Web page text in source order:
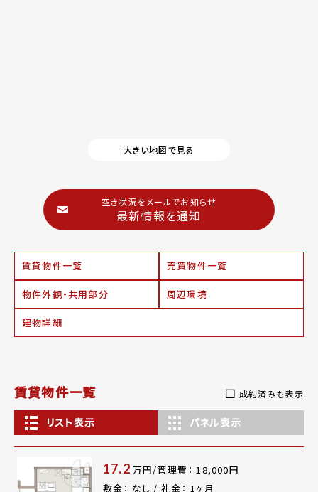
大きい地図で見る
空き状況をメールでお知らせ
最新情報を通知
賃貸物件一覧 売買物件一覧
物件外観・共用部分 周辺環境
建物詳細
賃貸物件一覧 成約済みも表示
リスト表示 パネル表示
17.2 万円/管理費： 18,000円
敷金： なし / 礼金： 1ヶ月